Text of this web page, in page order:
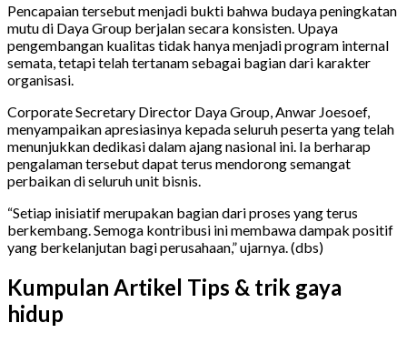
Pencapaian tersebut menjadi bukti bahwa budaya peningkatan
mutu di Daya Group berjalan secara konsisten. Upaya
pengembangan kualitas tidak hanya menjadi program internal
semata, tetapi telah tertanam sebagai bagian dari karakter
organisasi.
Corporate Secretary Director Daya Group, Anwar Joesoef,
menyampaikan apresiasinya kepada seluruh peserta yang telah
menunjukkan dedikasi dalam ajang nasional ini. Ia berharap
pengalaman tersebut dapat terus mendorong semangat
perbaikan di seluruh unit bisnis.
“Setiap inisiatif merupakan bagian dari proses yang terus
berkembang. Semoga kontribusi ini membawa dampak positif
yang berkelanjutan bagi perusahaan,” ujarnya. (dbs)
Kumpulan Artikel Tips & trik gaya
hidup